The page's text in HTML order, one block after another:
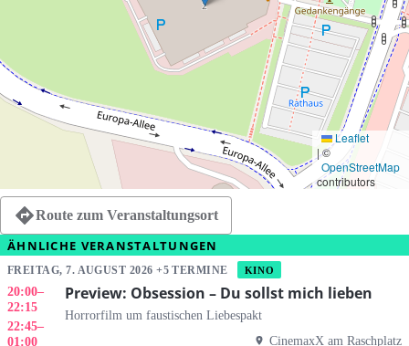
Leaflet
|©
OpenStreetMap
contributors
Route zum Veranstaltungsort
ÄHNLICHE VERANSTALTUNGEN
FREITAG, 7. AUGUST 2026 +5 TERMINE KINO
20:00–
22:15
22:45–
01:00
Preview: Obsession – Du sollst mich lieben
Horrorfilm um faustischen Liebespakt
CinemaxX am Raschplatz